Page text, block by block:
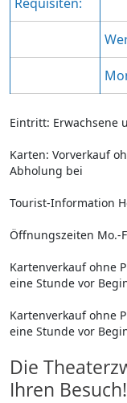
Eintritt: Erwachsene
Karten: Vorverkauf
Abholung bei
Tourist-Information
Öffnungszeiten Mo.-
Kartenverkauf ohne
eine Stunde vor
Kartenverkauf ohne
eine Stunde vor
Die
Ihren Besuch!